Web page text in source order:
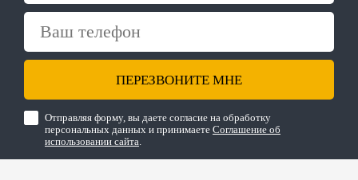
ПЕРЕЗВОНИТЕ МНЕ
Отправляя форму, вы даете согласие на обработку
персональных данных и принимаете Соглашение об
использовании сайта.